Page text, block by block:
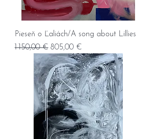
Pieseň o Ľaliách/A song about Lillies
Prix original
1 150,00 € Prix promotionnel
805,00 €